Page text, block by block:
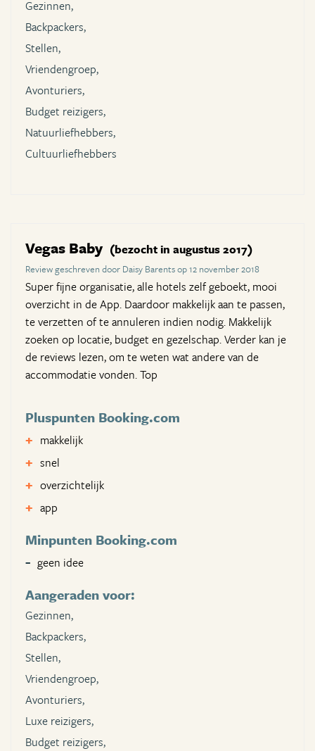
Gezinnen,
Backpackers,
Stellen,
Vriendengroep,
Avonturiers,
Budget reizigers,
Natuurliefhebbers,
Cultuurliefhebbers
Vegas Baby (bezocht in augustus 2017)
Review geschreven door Daisy Barents op 12 november 2018
Super fijne organisatie, alle hotels zelf geboekt, mooi
overzicht in de App. Daardoor makkelijk aan te passen,
te verzetten of te annuleren indien nodig. Makkelijk
zoeken op locatie, budget en gezelschap. Verder kan je
de reviews lezen, om te weten wat andere van de
accommodatie vonden. Top
Pluspunten Booking.com
makkelijk
snel
overzichtelijk
app
Minpunten Booking.com
geen idee
Aangeraden voor:
Gezinnen,
Backpackers,
Stellen,
Vriendengroep,
Avonturiers,
Luxe reizigers,
Budget reizigers,